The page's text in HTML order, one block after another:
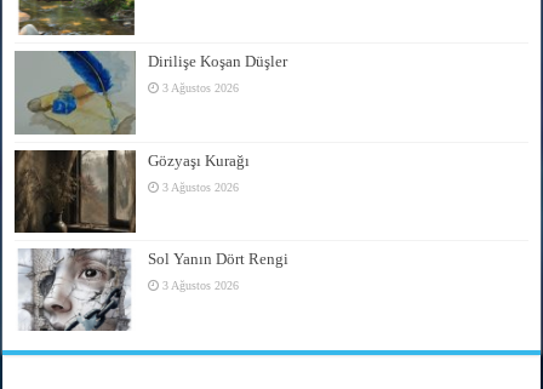
Dirilişe Koşan Düşler
3 Ağustos 2026
Gözyaşı Kurağı
3 Ağustos 2026
Sol Yanın Dört Rengi
3 Ağustos 2026